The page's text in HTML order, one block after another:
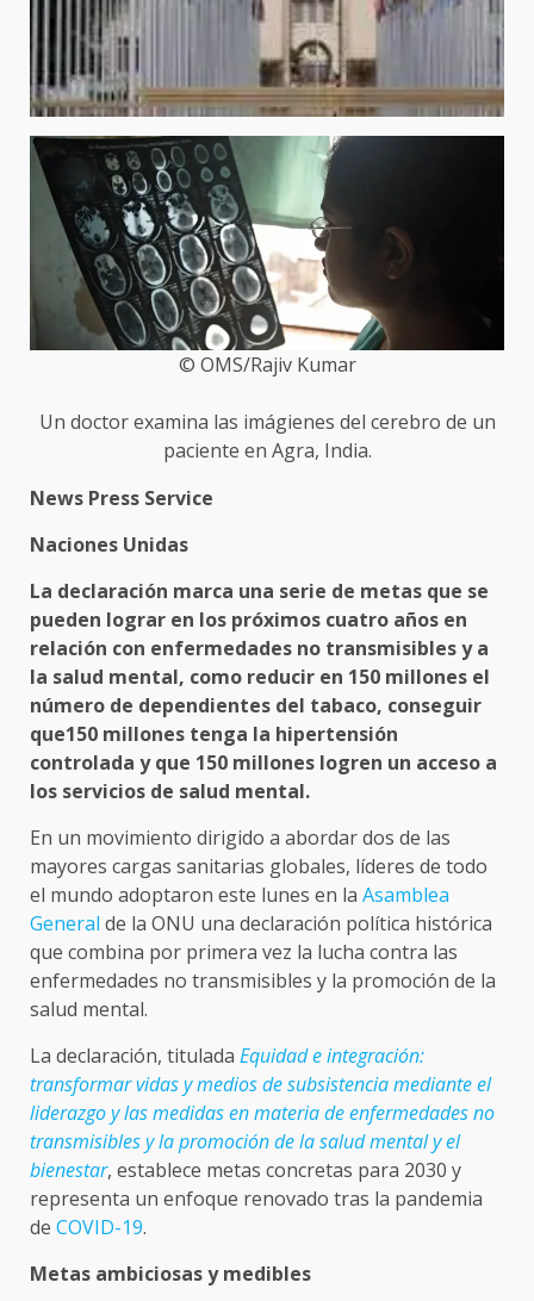
© OMS/Rajiv Kumar
Un doctor examina las imágienes del cerebro de un
paciente en Agra, India.
News Press Service
Naciones Unidas
La declaración marca una serie de metas que se
pueden lograr en los próximos cuatro años en
relación con enfermedades no transmisibles y a
la salud mental, como reducir en 150 millones el
número de dependientes del tabaco, conseguir
que150 millones tenga la hipertensión
controlada y que 150 millones logren un acceso a
los servicios de salud mental.
En un movimiento dirigido a abordar dos de las
mayores cargas sanitarias globales, líderes de todo
el mundo adoptaron este lunes en la Asamblea
General de la ONU una declaración política histórica
que combina por primera vez la lucha contra las
enfermedades no transmisibles y la promoción de la
salud mental.
La declaración, titulada Equidad e integración:
transformar vidas y medios de subsistencia mediante el
liderazgo y las medidas en materia de enfermedades no
transmisibles y la promoción de la salud mental y el
bienestar, establece metas concretas para 2030 y
representa un enfoque renovado tras la pandemia
de COVID-19.
Metas ambiciosas y medibles